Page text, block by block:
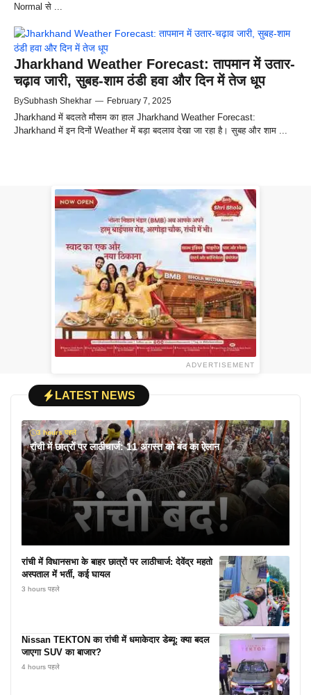
Normal से ...
Jharkhand Weather Forecast: तापमान में उतार-
चढ़ाव जारी, सुबह-शाम ठंडी हवा और दिन में तेज धूप
BySubhash Shekhar — February 7, 2025
Jharkhand में बदलते मौसम का हाल Jharkhand Weather Forecast:
Jharkhand में इन दिनों Weather में बड़ा बदलाव देखा जा रहा है। सुबह और शाम ...
ADVERTISEMENT
LATEST NEWS
3 hours पहले
रांची में छात्रों पर लाठीचार्ज: 11 अगस्त को बंद का ऐलान
रांची में विधानसभा के बाहर छात्रों पर लाठीचार्ज: देवेंद्र महतो
अस्पताल में भर्ती, कई घायल
3 hours पहले
Nissan TEKTON का रांची में धमाकेदार डेब्यू: क्या बदल
जाएगा SUV का बाजार?
4 hours पहले